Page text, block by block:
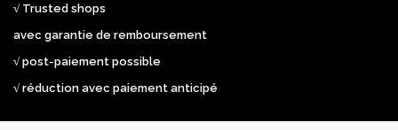
√ Trusted shops
avec garantie de remboursement
√ post-paiement possible
√ réduction avec paiement anticipé